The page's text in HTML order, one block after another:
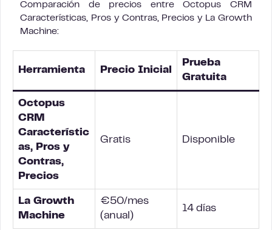
Comparación de precios entre Octopus CRM
Características, Pros y Contras, Precios y La Growth
Machine:
Herramienta Precio Inicial
Prueba
Gratuita
Octopus
CRM
Característic
as, Pros y
Contras,
Precios
Gratis Disponible
La Growth
Machine
€50/mes
(anual)
14 días